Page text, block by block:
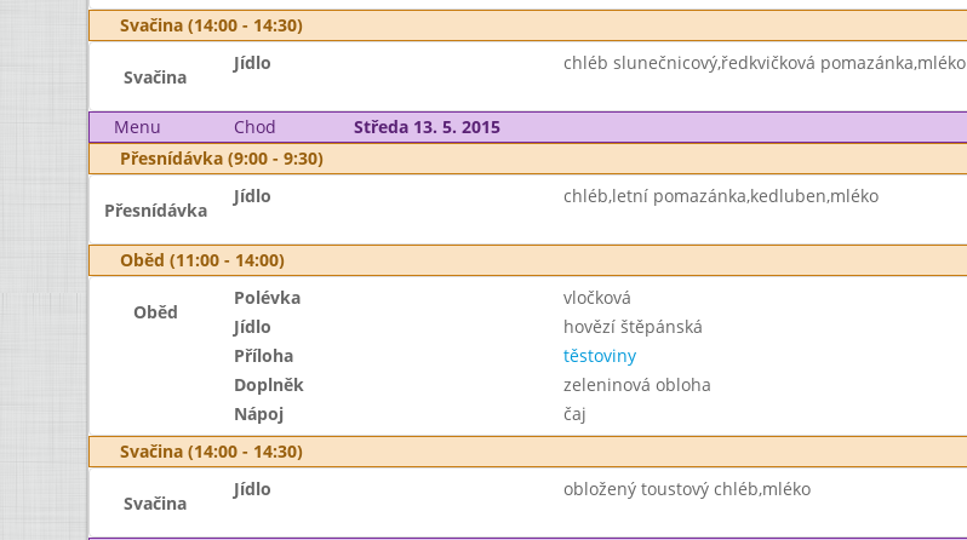
Svačina (14:00 - 14:30)
Svačina
Jídlo chléb slunečnicový,ředkvičková pomazánka,mléko
Menu Chod Středa 13. 5. 2015
Přesnídávka (9:00 - 9:30)
Přesnídávka
Jídlo chléb,letní pomazánka,kedluben,mléko
Oběd (11:00 - 14:00)
Oběd
Polévka vločková
Jídlo
hovězí štěpánská
Příloha
těstoviny
Doplněk
zeleninová obloha
Nápoj
čaj
Svačina (14:00 - 14:30)
Svačina
Jídlo obložený toustový chléb,mléko